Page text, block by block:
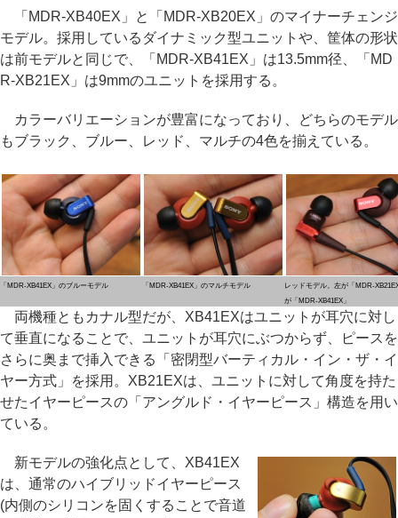
「MDR-XB40EX」と「MDR-XB20EX」のマイナーチェンジ
モデル。採用しているダイナミック型ユニットや、筐体の形状
は前モデルと同じで、「MDR-XB41EX」は13.5mm径、「MD
R-XB21EX」は9mmのユニットを採用する。
カラーバリエーションが豊富になっており、どちらのモデル
もブラック、ブルー、レッド、マルチの4色を揃えている。
「MDR-XB41EX」のブルーモデル 「MDR-XB41EX」のマルチモデル
レッドモデル。左が「MDR-
が「MDR-XB41EX」
両機種ともカナル型だが、XB41EXはユニットが耳穴に対し
て垂直になることで、ユニットが耳穴にぶつからず、ピースを
さらに奥まで挿入できる「密閉型バーティカル・イン・ザ・イ
ヤー方式」を採用。XB21EXは、ユニットに対して角度を持た
せたイヤーピースの「アングルド・イヤーピース」構造を用い
ている。
新モデルの強化点として、XB41EX
は、通常のハイブリッドイヤーピース
(内側のシリコンを固くすることで音道